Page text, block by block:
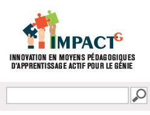
FORMULAIRE DE